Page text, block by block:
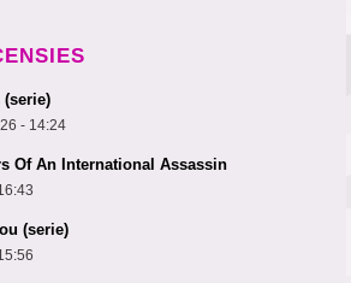
(serie)
- 14:24
Of An International Assassin
(serie)